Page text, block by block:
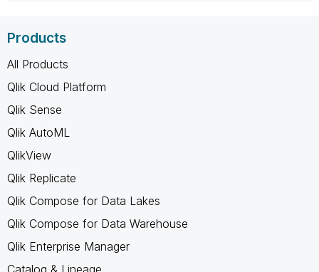
Products
All Products
Qlik Cloud Platform
Qlik Sense
Qlik AutoML
QlikView
Qlik Replicate
Qlik Compose for Data Lakes
Qlik Compose for Data Warehouse
Qlik Enterprise Manager
Catalog & Lineage